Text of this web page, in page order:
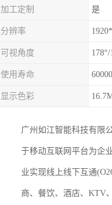
加工定制 是
分辨率
可视角度 178°/
使用寿命
显示色彩
广州如江智能科技有限
于移动互联网平台为企
业实现线上线下互通
商、餐饮、酒店、KTV